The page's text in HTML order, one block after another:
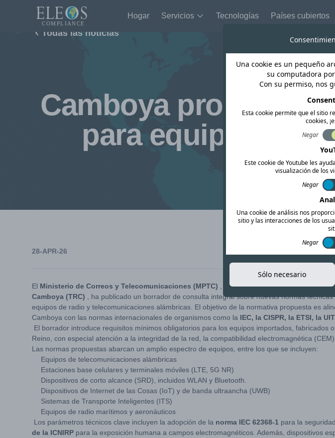
Hogar Servicios Tecnologías Países cubiertos
Todas las noticias
Camboya propone
para equipos de
28-APR-26
El Ministerio de Correos y Telecomunicaciones (MPTC) , en coordinación con elRegulador
Camboya (TRC) , ha publicado un borrador de consulta integral sobre nuevas normas
equipos de radio y telecomunicaciones alámbricas. El objetivo de la normativa propuesta es
Camboya con las normas internacionales de organismos como la IEC, la CISPR, la ETSI, la UIT
El borrador introduce requisitos mínimos obligatorios para los equipos importados, fabricados
Reino, con especial atención a la integridad de la red, la compatibilidad electromagnética
Las normas propuestas abarcan un amplio espectro de equipos, entre los que se incluyen:
Equipos de telecomunicaciones alámbricas
Estaciones base celulares y terminales móviles (LTE, 5G NR)
Dispositivos de corto alcance (SRD), incluidos WLAN y Bluetooth.
Dispositivos de Internet de las Cosas (IoT) y de banda ultraancha (UWB)
Sistemas de Transporte Inteligentes (ITS)
Equipos de radio marítimos y aeronáuticos
Los parámetros técnicos clave incluyen la adopción de la norma IEC 62368-1 para la
de la ICNIRP para la exposición humana a campos electromagnéticos. Además, dispositivos
Una cookie es un pequeño
su computadora
Con su permiso, nos
Esta cookie permite que el sitio
cookies,
Negar
Este cookie de Youtube les
visualización de los
Negar
Una cookie de análisis nos
sitio y las interacciones de los
Negar
Sólo necesario